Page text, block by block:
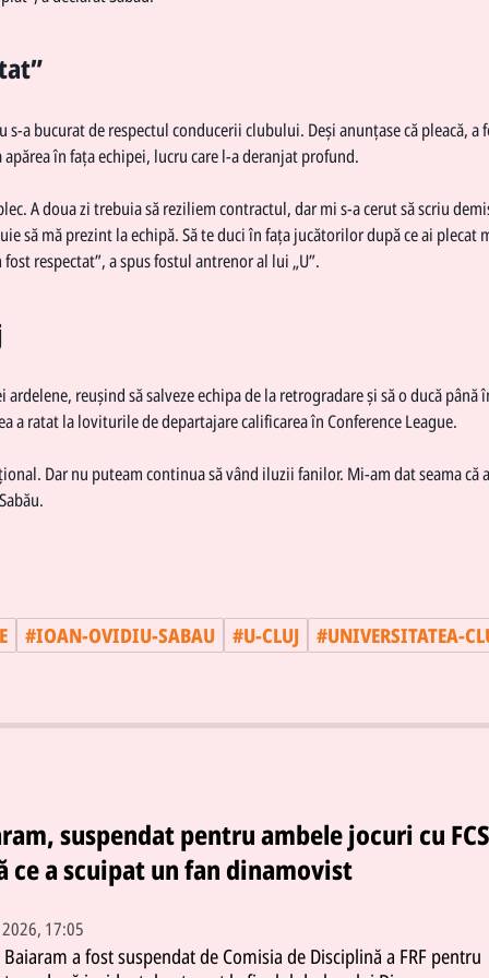
s-a bucurat de respectul conducerii clubului. Deși anunțase că pleacă, a
în fața echipei, lucru care l-a deranjat profund.
A doua zi trebuia să reziliem contractul, dar mi s-a cerut să scriu
să mă prezint la echipă. Să te duci în fața jucătorilor după ce ai plecat
respectat”, a spus fostul antrenor al lui „U”.
reușind să salveze echipa de la retrogradare și să o ducă până
a ratat la loviturile de departajare calificarea în Conference League.
Dar nu puteam continua să vând iluzii fanilor. Mi-am dat seama că
#IOAN-OVIDIU-SABAU #U-CLUJ #UNIVERSITATEA-
suspendat pentru ambele jocuri cu
ce a scuipat un fan dinamovist
17:05
a fost suspendat de Comisia de Disciplină a FRF pentru